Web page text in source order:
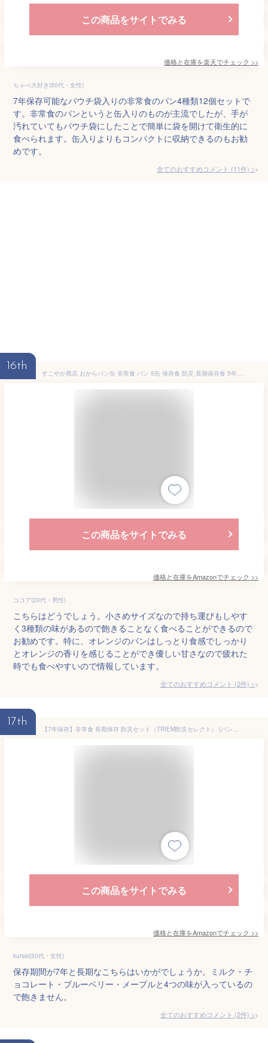
この商品をサイトでみる
価格と在庫を楽天でチェック >>
ちゃぺ大好き(50代・女性)
7年保存可能なパウチ袋入りの非常食のパン4種類12個セットで
す。非常食のパンというと缶入りのものが主流でしたが、手が
汚れていてもパウチ袋にしたことで簡単に袋を開けて衛生的に
食べられます。缶入りよりもコンパクトに収納できるのもお勧
めです。
全てのおすすめコメント (11件) >
16th
すこやか商店 おからパン缶 非常食 パン 5缶 保存食 防災 長期保存食 5年 少量で満腹になる 備蓄用保存パン 缶詰 オレンジ マンゴー Wベリー 国産原料 管理栄養士監修
この商品をサイトでみる
価格と在庫をAmazonでチェック >>
ココア(20代・男性)
こちらはどうでしょう。小さめサイズなので持ち運びもしやす
く3種類の味があるので飽きることなく食べることができるので
お勧めです。特に、オレンジのパンはしっとり食感でしっかり
とオレンジの香りを感じることができ優しい甘さなので疲れた
時でも食べやすいので情報しています。
全てのおすすめコメント (2件) >
17th
【7年保存】非常食 長期保存 防災セット（TRIEM防災セレクト） (パンセット) 10食(x 1)
この商品をサイトでみる
価格と在庫をAmazonでチェック >>
kuraki(50代・女性)
保存期間が7年と長期なこちらはいかがでしょうか。ミルク・チ
ョコレート・ブルーベリー・メープルと4つの味が入っているの
で飽きません。
全てのおすすめコメント (2件) >